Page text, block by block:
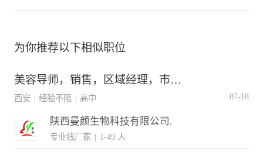
为你推荐以下相似职位
美容导师，销售，区域经理，市场总监，行政人事
西安 经验不限 高中 07-18
陕西曼颜生物科技有限公司.
专业线厂家 | 1-49 人